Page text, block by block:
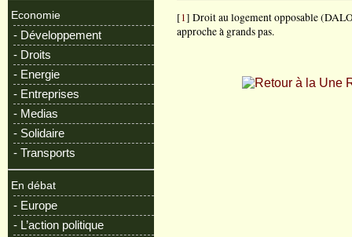
Economie
- Développement
- Droits
- Energie
- Entreprises
- Medias
- Solidaire
- Transports
En débat
- Europe
- L’action politique
[1] Droit au logement opposable
approche à grands pas.